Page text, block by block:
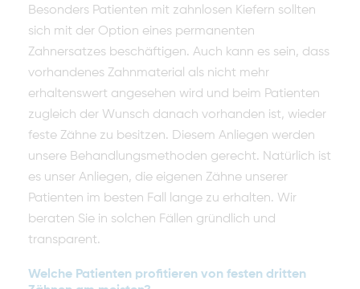
Besonders Patienten mit zahnlosen Kiefern sollten
sich mit der Option eines permanenten
Zahnersatzes beschäftigen. Auch kann es sein, dass
vorhandenes Zahnmaterial als nicht mehr
erhaltenswert angesehen wird und beim Patienten
zugleich der Wunsch danach vorhanden ist, wieder
feste Zähne zu besitzen. Diesem Anliegen werden
unsere Behandlungsmethoden gerecht. Natürlich ist
es unser Anliegen, die eigenen Zähne unserer
Patienten im besten Fall lange zu erhalten. Wir
beraten Sie in solchen Fällen gründlich und
transparent.
Welche Patienten profitieren von festen dritten